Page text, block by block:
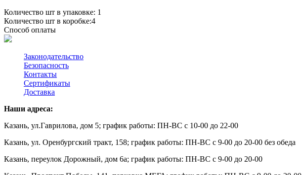
Количество шт в упаковке: 1
Количество шт в коробке:4
Способ оплаты
Законодательство
Безопасность
Контакты
Сертификаты
Доставка
Наши адреса:
Казань, ул.Гаврилова, дом 5; график работы: ПН-ВС с 10-00 до 22-00
Казань, ул. Оренбургский тракт, 158; график работы: ПН-ВС с 9-00 до 20-00 без обеда
Казань, переулок Дорожный, дом 6а; график работы: ПН-ВС с 9-00 до 20-00